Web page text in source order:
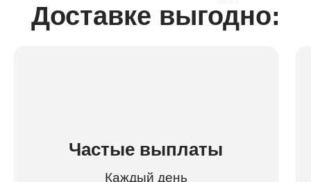
Доставке выгодно:
Частые выплаты
Каждый день